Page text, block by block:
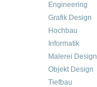
Engineering
Grafik Design
Hochbau
Informatik
Malerei Design
Objekt Design
Tiefbau